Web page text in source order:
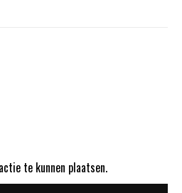
te kunnen plaatsen.